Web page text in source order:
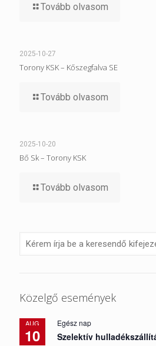
Tovább olvasom
2025-10-27
Torony KSK – Kőszegfalva SE
Tovább olvasom
2025-10-20
Bő Sk – Torony KSK
Tovább olvasom
Közelgő események
AUG
10
Egész nap
Szelektív